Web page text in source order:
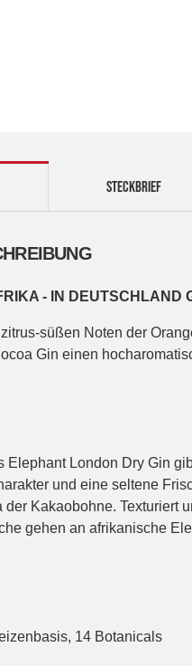
STECKBRIEF
- IN DEUTSCHLAND
süßen Noten der
Gin einen
Elephant London Dry Gin
und eine seltene
der Kakaobohne. Texturiert
gehen an afrikanische
14 Botanicals